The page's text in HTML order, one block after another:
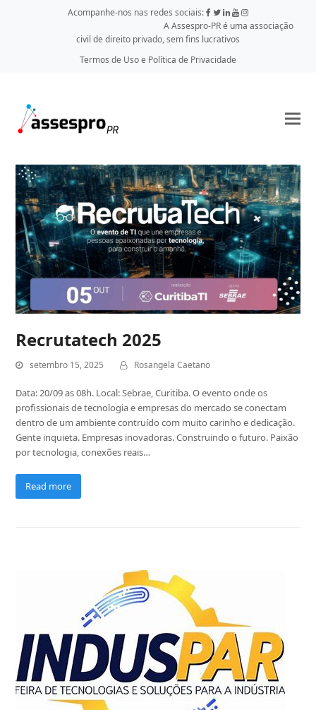
Acompanhe-nos nas redes sociais:
A Assespro-PR é uma associação
civil de direito privado, sem fins lucrativos
Termos de Uso e Política de Privacidade
Recrutatech 2025
setembro 15, 2025 Rosangela Caetano
Data: 20/09 as 08h. Local: Sebrae, Curitiba. O evento onde os
profissionais de tecnologia e empresas do mercado se conectam
dentro de um ambiente contruído com muito carinho e dedicação.
Gente inquieta. Empresas inovadoras. Construindo o futuro. Paixão
por tecnologia, conexões reais…
Read more